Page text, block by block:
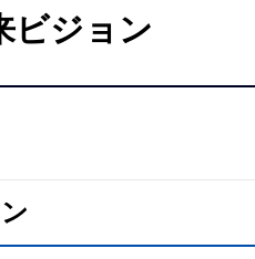
ビジョン